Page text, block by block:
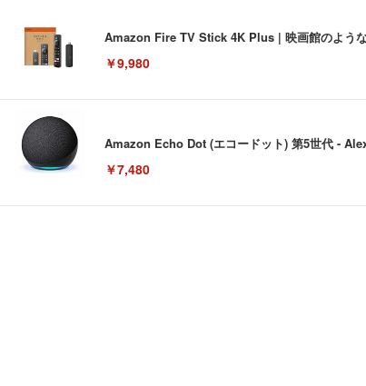
Amazon Fire TV Stick 4K Plus | 映画館のよう
￥9,980
Amazon Echo Dot (エコードット) 第5世代 -
￥7,480
[EdoErgo] オフィスチェア 椅子 テレワーク 疲
EIZO ビジネス向けプレミアムモニター |
Amazonベーシック ペットシーツ 薄型 レギュ